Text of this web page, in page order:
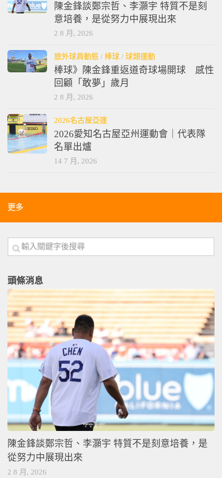
陳金鋒談鄭宗哲、李灝宇 特質不是刻
意培養，是從努力中展現出來
2 8 月, 2026
旅外球員動態 / 棒球 / 球類運動
棒球》陳金鋒重返道奇球場開球 感性
回顧「敢夢」歲月
2 8 月, 2026
2026名古屋亞運
2026愛知名古屋亞州運動會｜代表隊
名單出爐
14 7 月, 2026
更多
頭條消息
陳金鋒談鄭宗哲、李灝宇 特質不是刻意培養，是
從努力中展現出來
2 8 月, 2026